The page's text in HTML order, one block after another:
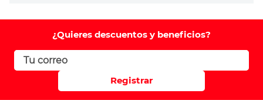
¿Quieres descuentos y beneficios?
Registrar